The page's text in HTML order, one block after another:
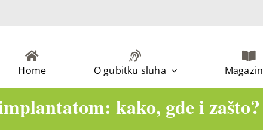
Home O gubitku sluha Magazin
kako, gde i zašto?